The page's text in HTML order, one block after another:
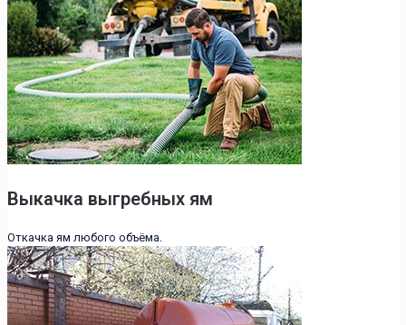
Выкачка выгребных ям
Откачка ям любого объёма.